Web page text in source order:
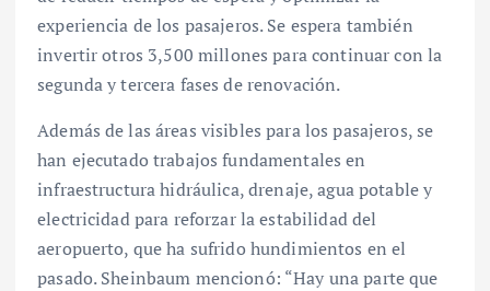
experiencia de los pasajeros. Se espera también
invertir otros 3,500 millones para continuar con la
segunda y tercera fases de renovación.
Además de las áreas visibles para los pasajeros, se
han ejecutado trabajos fundamentales en
infraestructura hidráulica, drenaje, agua potable y
electricidad para reforzar la estabilidad del
aeropuerto, que ha sufrido hundimientos en el
pasado. Sheinbaum mencionó: “Hay una parte que